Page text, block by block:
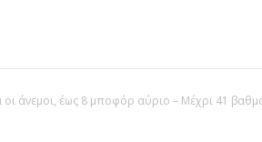
άνεμοι, έως 8 μποφόρ αύριο – Μέχρι 41